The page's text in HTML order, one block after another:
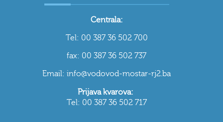
Centrala:
Tel: 00 387 36 502 700
fax: 00 387 36 502 737
Email: info@vodovod-mostar-rj2.ba
Prijava kvarova:
Tel: 00 387 36 502 717